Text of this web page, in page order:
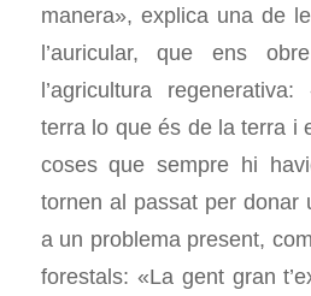
manera», explica una de
l’auricular, que ens
l’agricultura
terra lo que és de la terra i
coses que sempre hi
tornen al passat per donar
a un problema present,
forestals: «La gent gran